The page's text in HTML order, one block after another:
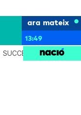
ara mateix
13:49
SUCCESSOS AGENDA